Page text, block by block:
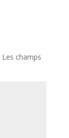
Les champs